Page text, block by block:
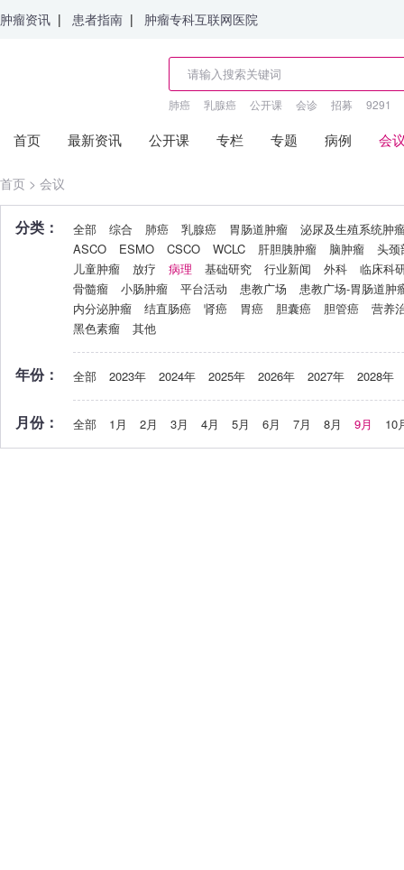
肿瘤资讯 | 患者指南 | 肿瘤专科互联网医院
肺癌 乳腺癌 公开课 会诊 招募 9291
首页 最新资讯 公开课 专栏 专题 病例 会
首页 > 会议
分类： 全部 综合 肺癌 乳腺癌 胃肠道肿瘤
泌尿及生殖系统肿
ASCO
ESMO CSCO WCLC 肝胆胰肿瘤 脑肿瘤
头颈
儿童肿瘤
放疗 病理 基础研究 行业新闻 外科
临床科
骨髓瘤
小肠肿瘤 平台活动 患教广场
患教广场-胃肠道肿
内分泌肿瘤
结直肠癌 肾癌 胃癌 胆囊癌 胆管癌
营养
黑色素瘤
其他
年份： 全部 2023年 2024年 2025年 2026年 2027年 2028年
月份： 全部 1月 2月 3月 4月 5月 6月 7月 8月 9月 10